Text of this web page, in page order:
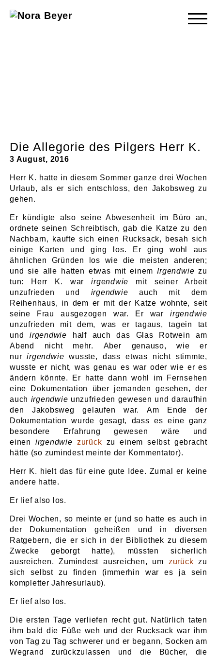
Die Allegorie des Pilgers Herr K.
3 August, 2016
Herr K. hatte in diesem Sommer ganze drei Wochen
Urlaub, als er sich entschloss, den Jakobsweg zu
gehen.
Er kündigte also seine Abwesenheit im Büro an,
ordnete seinen Schreibtisch, gab die Katze zu den
Nachbarn, kaufte sich einen Rucksack, besah sich
einige Karten und ging los. Er ging wohl aus
ähnlichen Gründen los wie die meisten anderen;
und sie alle hatten etwas mit einemIrgendwiezu
tun: Herr K. warirgendwie mit seiner Arbeit
unzufrieden und irgendwie auch mit dem
Reihenhaus, in dem er mit der Katze wohnte, seit
seine Frau ausgezogen war. Er warirgendwie
unzufrieden mit dem, was er tagaus, tagein tat
undirgendwie
half auch das Glas Rotwein am
Abend nicht mehr. Aber genauso, wie er
nurirgendwie wusste, dass etwas nicht stimmte,
wusste er nicht, was genau es war oder wie er es
ändern könnte. Er hatte dann wohl im Fernsehen
eine Dokumentation über jemanden gesehen, der
auch irgendwie unzufrieden gewesen und daraufhin
den Jakobsweg gelaufen war. Am Ende der
Dokumentation wurde gesagt, dass es eine ganz
besondere Erfahrung gewesen wäre und
einen irgendwie zurück zu einem selbst gebracht
hätte (so zumindest meinte der Kommentator).
Herr K. hielt das für eine gute Idee. Zumal er keine
andere hatte.
Er lief also los.
Drei Wochen, so meinte er (und so hatte es auch in
der Dokumentation geheißen und in diversen
Ratgebern, die er sich in der Bibliothek zu diesem
Zwecke geborgt hatte), müssten sicherlich
ausreichen. Zumindest ausreichen, um zurück zu
sich selbst zu finden (immerhin war es ja sein
kompletter Jahresurlaub).
Er lief also los.
Die ersten Tage verliefen recht gut. Natürlich taten
ihm bald die Füße weh und der Rucksack war ihm
von Tag zu Tag schwerer und er begann, Socken am
Wegrand zurückzulassen und die Bücher, die